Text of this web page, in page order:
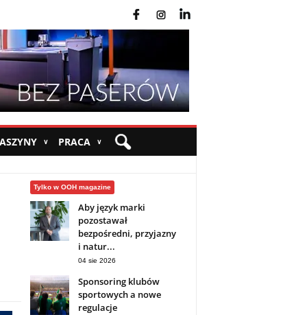
∨ PRACA ∨
Tylko w OOH magazine
Aby język marki
pozostawał
bezpośredni, przyjazny
i natur...
04 sie 2026
Sponsoring klubów
sportowych a nowe
regulacje